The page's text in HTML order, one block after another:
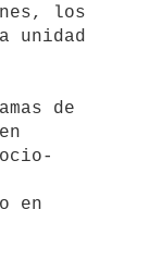
unidad
de